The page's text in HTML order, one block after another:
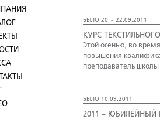
БЫЛО 20 - 22.09.2011
КУРС
Этой осенью, во
повышения
преподаватель
БЫЛО 10.09.2011
2011 – ЮБИЛЕЙНЫЙ